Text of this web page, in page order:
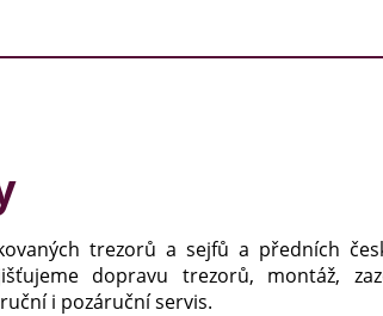
trezorů a sejfů a předních
dopravu trezorů, montáž,
i pozáruční servis.